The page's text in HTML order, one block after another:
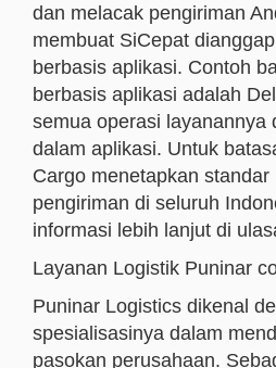
dan melacak pengiriman
membuat SiCepat
berbasis aplikasi. Contoh
berbasis aplikasi adalah
semua operasi layanannya
dalam aplikasi. Untuk
Cargo menetapkan standar
pengiriman di seluruh
informasi lebih lanjut di
Layanan Logistik Puninar
Puninar Logistics dikenal
spesialisasinya dalam
pasokan perusahaan.